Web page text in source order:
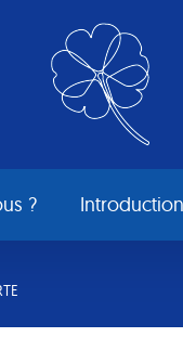
? Introduction